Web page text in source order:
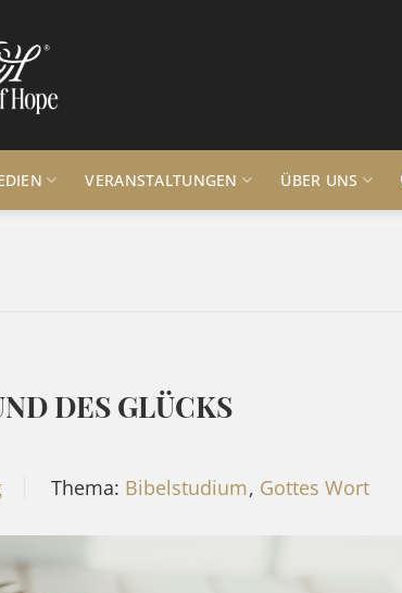
VERANSTALTUNGEN ÜBER UNS
DES GLÜCKS
Thema: Bibelstudium, Gottes Wort